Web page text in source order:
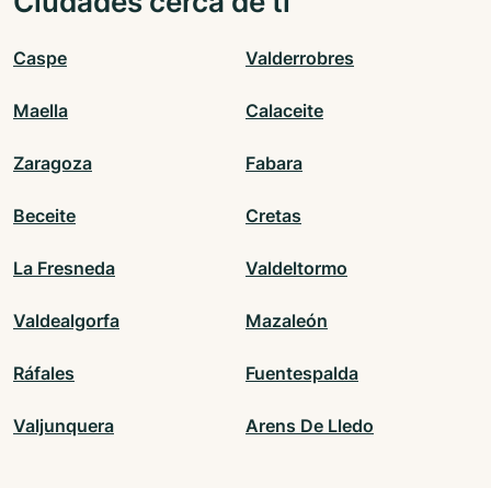
Caspe Valderrobres
Maella Calaceite
Zaragoza Fabara
Beceite Cretas
La Fresneda Valdeltormo
Valdealgorfa Mazaleón
Ráfales Fuentespalda
Valjunquera Arens De Lledo